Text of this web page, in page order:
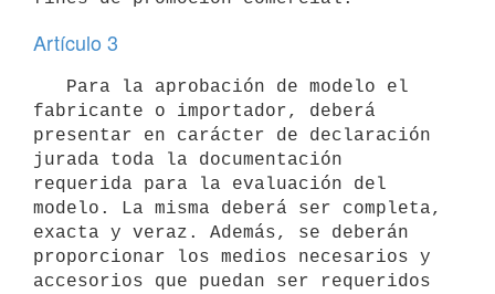
Artículo 3
fabricante o importador, deberá
presentar en carácter de declaración
jurada toda la documentación
requerida para la evaluación del
modelo. La misma deberá ser completa,
exacta y veraz. Además, se deberán
proporcionar los medios necesarios y
accesorios que puedan ser requeridos